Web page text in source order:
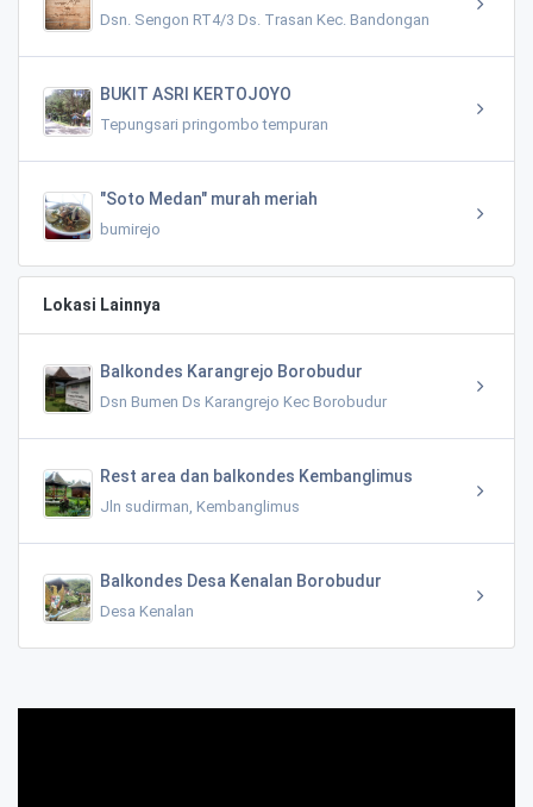
Dsn. Sengon RT4/3 Ds. Trasan Kec. Bandongan
BUKIT ASRI KERTOJOYO
Tepungsari pringombo tempuran
"Soto Medan" murah meriah
bumirejo
Lokasi Lainnya
Balkondes Karangrejo Borobudur
Dsn Bumen Ds Karangrejo Kec Borobudur
Rest area dan balkondes Kembanglimus
Jln sudirman, Kembanglimus
Balkondes Desa Kenalan Borobudur
Desa Kenalan